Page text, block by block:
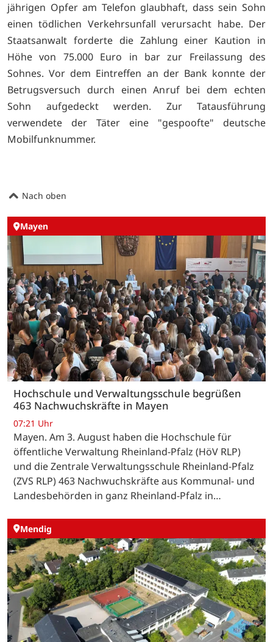
jährigen Opfer am Telefon glaubhaft, dass sein Sohn
einen tödlichen Verkehrsunfall verursacht habe. Der
Staatsanwalt forderte die Zahlung einer Kaution in
Höhe von 75.000 Euro in bar zur Freilassung des
Sohnes. Vor dem Eintreffen an der Bank konnte der
Betrugsversuch durch einen Anruf bei dem echten
Sohn aufgedeckt werden. Zur Tatausführung
verwendete der Täter eine "gespoofte" deutsche
Mobilfunknummer.
Nach oben
Mayen
Hochschule und Verwaltungsschule begrüßen
463 Nachwuchskräfte in Mayen
07:21 Uhr
Mayen. Am 3. August haben die Hochschule für
öffentliche Verwaltung Rheinland-Pfalz (HöV RLP)
und die Zentrale Verwaltungsschule Rheinland-Pfalz
(ZVS RLP) 463 Nachwuchskräfte aus Kommunal- und
Landesbehörden in ganz Rheinland-Pfalz in…
Mendig